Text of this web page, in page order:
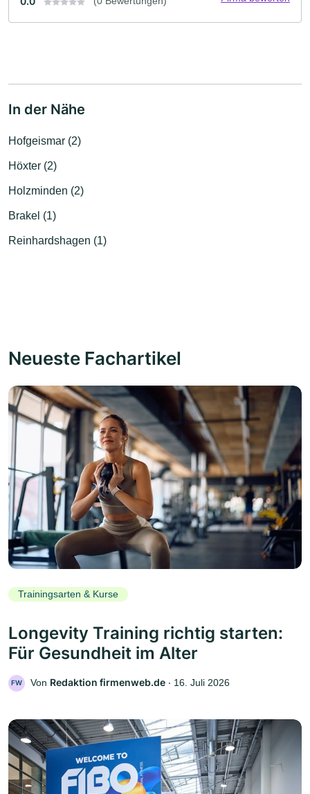
In der Nähe
Hofgeismar (2)
Höxter (2)
Holzminden (2)
Brakel (1)
Reinhardshagen (1)
Neueste Fachartikel
Trainingsarten & Kurse
Longevity Training richtig starten:
Für Gesundheit im Alter
FW Von Redaktion firmenweb.de ‧ 16. Juli 2026